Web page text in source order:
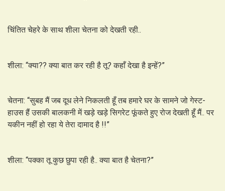
चिंतित चेहरे के साथ शीला चेतना को देखती रही..
शीला: “क्या?? क्या बात कर रही है तू? कहाँ देखा है इन्हें?”
चेतना: “सुबह मैं जब दूध लेने निकलती हूँ तब हमारे घर के सामने जो गेस्ट-
हाउस हैं उसकी बालकनी में खड़े खड़े सिगरेट फूंकते हुए रोज देखती हूँ मैं.. पर
यकीन नहीं हो रहा ये तेरा दामाद है !!”
शीला: “पक्का तू कुछ छुपा रही है.. क्या बात है चेतना?”